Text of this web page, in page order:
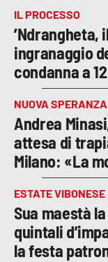
IL PROCESSO
’Ndrangheta,
ingranaggio
condanna a
NUOVA SPERANZA
Andrea
attesa di
Milano: «La
ESTATE VIBONESE
Sua maestà
quintali
la festa